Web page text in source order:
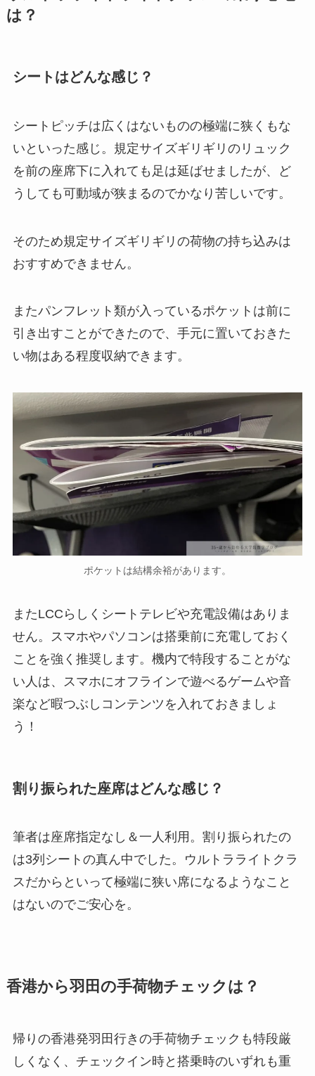
は？
シートはどんな感じ？
シートピッチは広くはないものの極端に狭くもな
いといった感じ。規定サイズギリギリのリュック
を前の座席下に入れても足は延ばせましたが、ど
うしても可動域が狭まるのでかなり苦しいです。
そのため規定サイズギリギリの荷物の持ち込みは
おすすめできません。
またパンフレット類が入っているポケットは前に
引き出すことができたので、手元に置いておきた
い物はある程度収納できます。
ポケットは結構余裕があります。
またLCCらしくシートテレビや充電設備はありま
せん。スマホやパソコンは搭乗前に充電しておく
ことを強く推奨します。機内で特段することがな
い人は、スマホにオフラインで遊べるゲームや音
楽など暇つぶしコンテンツを入れておきましょ
う！
割り振られた座席はどんな感じ？
筆者は座席指定なし＆一人利用。割り振られたの
は3列シートの真ん中でした。ウルトラライトクラ
スだからといって極端に狭い席になるようなこと
はないのでご安心を。
香港から羽田の手荷物チェックは？
帰りの香港発羽田行きの手荷物チェックも特段厳
しくなく、チェックイン時と搭乗時のいずれも重